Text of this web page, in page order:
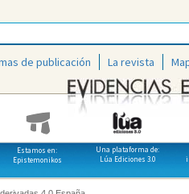
de publicación La revista
Estamos en:
Epistemonikos
Una plataforma de:
Lúa Ediciones 3.0